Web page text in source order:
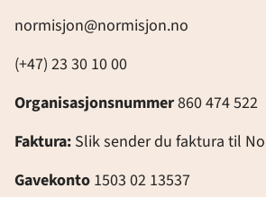
normisjon@normisjon.no
(+47) 23 30 10 00
Organisasjonsnummer860 474 522
Faktura: Slik sender du faktura til
Gavekonto 1503 02 13537